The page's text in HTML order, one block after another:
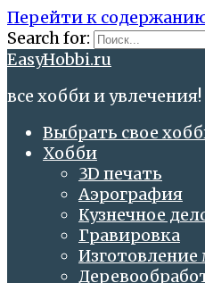
Перейти к
Search for:
EasyHobbi.ru
все хобби и увлечения!
Выбрать свое
Хобби
3D печать
Аэрография
Кузнечное
Гравировка
Изготовление